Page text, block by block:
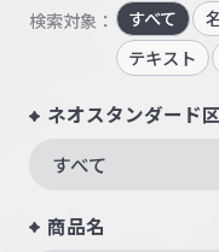
検索対象： すべて
テキスト
ネオスタンダード
すべて
商品名